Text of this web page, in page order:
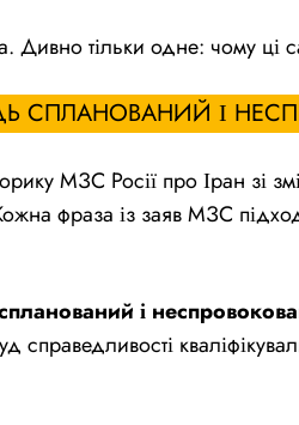
Дивно тільки одне: чому ці
СПЛАНОВАНИЙ І
МЗС Росії про Іран зі
фраза із заяв МЗС
і
справедливості